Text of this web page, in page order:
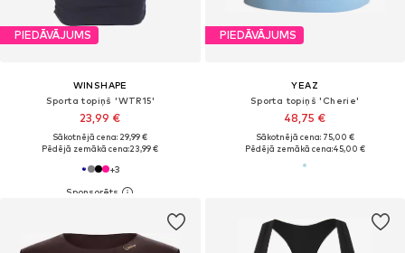
PIEDĀVĀJUMS
WINSHAPE
Sporta topiņš 'WTR15'
23,99 €
Sākotnējā cena: 29,99 €
Pēdējā zemākā cena:23,99 €
+3
PIEDĀVĀJUMS
YEAZ
Sporta topiņš 'Cherie'
48,75 €
Sākotnējā cena: 75,00 €
Pēdējā zemākā cena:45,00 €